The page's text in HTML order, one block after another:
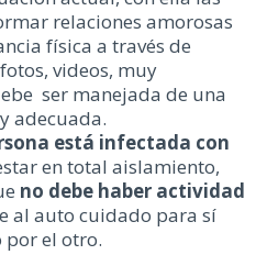
relaciones amorosas
física a través de
videos, muy
ser manejada de una
adecuada.
está infectada con
en total aislamiento,
no debe haber actividad
al auto cuidado para sí
por el otro.